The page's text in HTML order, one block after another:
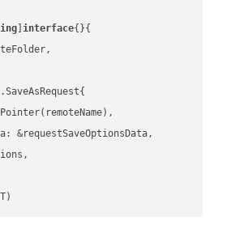
]interface{}{
&requestSaveOptionsData,